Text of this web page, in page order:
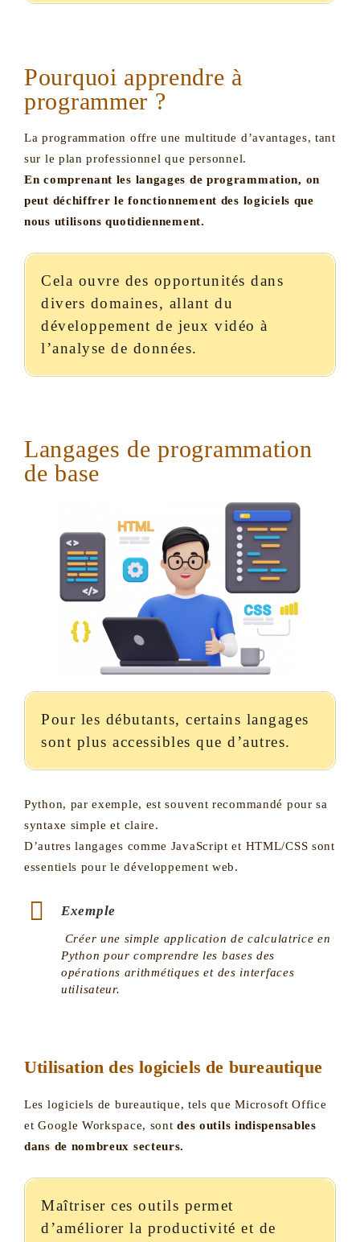
Pourquoi apprendre à
programmer ?
La programmation offre une multitude d’avantages, tant
sur le plan professionnel que personnel.
En comprenant les langages de programmation, on
peut déchiffrer le fonctionnement des logiciels que
nous utilisons quotidiennement.
Cela ouvre des opportunités dans
divers domaines, allant du
développement de jeux vidéo à
l’analyse de données.
Langages de programmation
de base
Pour les débutants, certains langages
sont plus accessibles que d’autres.
Python, par exemple, est souvent recommandé pour sa
syntaxe simple et claire.
D’autres langages comme JavaScript et HTML/CSS sont
essentiels pour le développement web.
Exemple
Créer une simple application de calculatrice en
Python pour comprendre les bases des
opérations arithmétiques et des interfaces
utilisateur.
Utilisation des logiciels de bureautique
Les logiciels de bureautique, tels que Microsoft Office
et Google Workspace, sontdes outils indispensables
dans de nombreux secteurs.
Maîtriser ces outils permet
d’améliorer la productivité et de